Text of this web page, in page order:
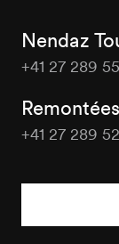
Nendaz
+41 27 289
+41 27 289